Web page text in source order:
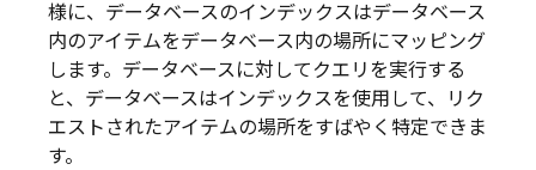
様に、データベースのインデックスはデータベース
内のアイテムをデータベース内の場所にマッピング
します。データベースに対してクエリを実行する
と、データベースはインデックスを使用して、リク
エストされたアイテムの場所をすばやく特定できま
す。